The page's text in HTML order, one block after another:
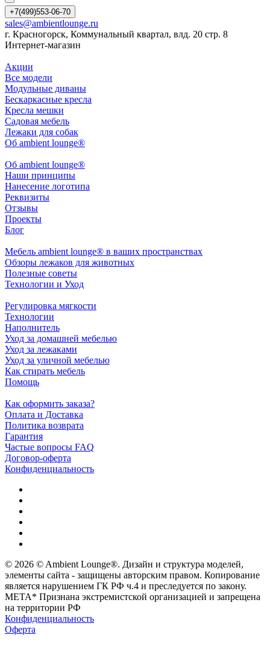
+7(499)553-06-70
sales@ambientlounge.ru
г. Красногорск, Коммунальный квартал, влд. 20 стр. 8
Интернет-магазин
Акции
Все модели
Модульные диваны
Бескаркасные кресла
Кресла мешки
Садовая мебель
Лежаки для собак
Об ambient lounge®
Oб ambient lounge®
Наши принципы
Нанесение логотипа
Реквизиты
Отзывы
Проекты
Блог
Мебель ambient lounge® в ваших пространствах
Обзоры лежаков для животных
Полезные советы
Технологии и Уход
Регулировка мягкости
Технологии
Наполнитель
Уход за домашней мебелью
Уход за лежаками
Уход за уличной мебелью
Как стирать мебель
Помощь
Как оформить заказа?
Оплата и Доставка
Политика возврата
Гарантия
Частые вопросы FAQ
Договор-оферта
Конфиденциальность
© 2026 © Ambient Lounge®. Дизайн и структура моделей,
элементы сайта - защищены авторским правом. Копирование
является нарушением ГК РФ ч.4 и преследуется по закону.
МЕТА* Признана экстремистской организацией и запрещена
на территории РФ
Конфиденциальность
Оферта